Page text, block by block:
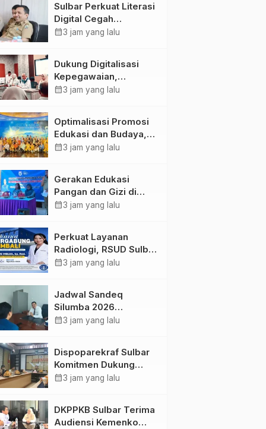
Penandatanganan
Perjanjian Tugas
Belajar 2026
Sulbar Perkuat Literasi
Digital Cegah
Kejahatan Love
calendar_month3 jam yang lalu
Dukung Digitalisasi
Kepegawaian,
DPMPTSP Sulbar Siap
calendar_month3 jam yang lalu
Optimalisasi Promosi
Edukasi dan Budaya,
Anjungan Provinsi
Bersama Sky World
TMII
calendar_month3 jam yang lalu
Gerakan Edukasi
Pangan dan Gizi di
Mamasa: Tingkatkan
dalam Pemenuhan Gizi
calendar_month3 jam yang lalu
Perkuat Layanan
Radiologi, RSUD Sulbar
Sambut Kembali dr. Iis
calendar_month3 jam yang lalu
Jadwal Sandeq
Silumba 2026
Disesuaikan,
Tetap Dimatangkan
calendar_month3 jam yang lalu
Dispoparekraf Sulbar
Komitmen Dukung
Penyusunan RAD
calendar_month3 jam yang lalu
DKPPKB Sulbar Terima
Audiensi Kemenko